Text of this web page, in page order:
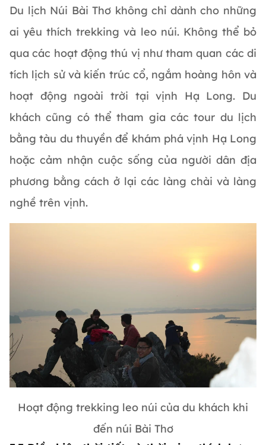
Du lịch Núi Bài Thơ không chỉ dành cho những
ai yêu thích trekking và leo núi. Không thể bỏ
qua các hoạt động thú vị như tham quan các di
tích lịch sử và kiến trúc cổ, ngắm hoàng hôn và
hoạt động ngoài trời tại vịnh Hạ Long. Du
khách cũng có thể tham gia các tour du lịch
bằng tàu du thuyền để khám phá vịnh Hạ Long
hoặc cảm nhận cuộc sống của người dân địa
phương bằng cách ở lại các làng chài và làng
nghề trên vịnh.
Hoạt động trekking leo núi của du khách khi
đến núi Bài Thơ